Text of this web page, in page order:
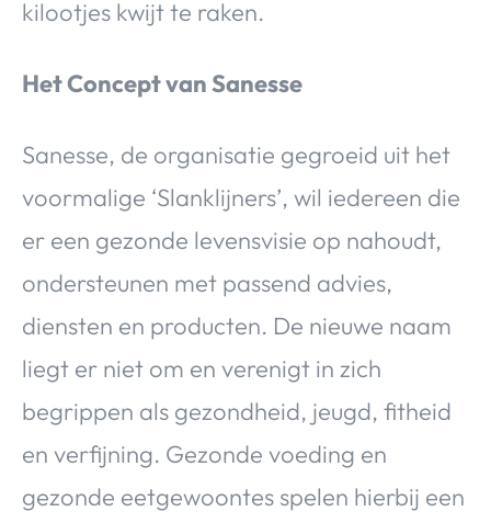
kilootjes kwijt te raken.
Het Concept van Sanesse
Sanesse, de organisatie gegroeid uit het
voormalige ‘Slanklijners’, wil iedereen die
er een gezonde levensvisie op nahoudt,
ondersteunen met passend advies,
diensten en producten. De nieuwe naam
liegt er niet om en verenigt in zich
begrippen als gezondheid, jeugd, fitheid
en verfijning. Gezonde voeding en
gezonde eetgewoontes spelen hierbij een